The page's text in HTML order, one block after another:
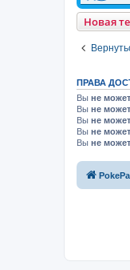
Новая
ПРАВА
Вы не
Вы не
Вы не
Вы не
Вы не